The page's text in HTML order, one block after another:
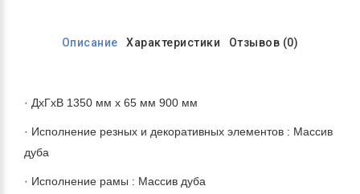
Описание Характеристики Отзывов (0)
· ДхГхВ 1350 мм х 65 мм 900 мм
· Исполнение резных и декоративных элементов : Массив
дуба
· Исполнение рамы : Массив дуба